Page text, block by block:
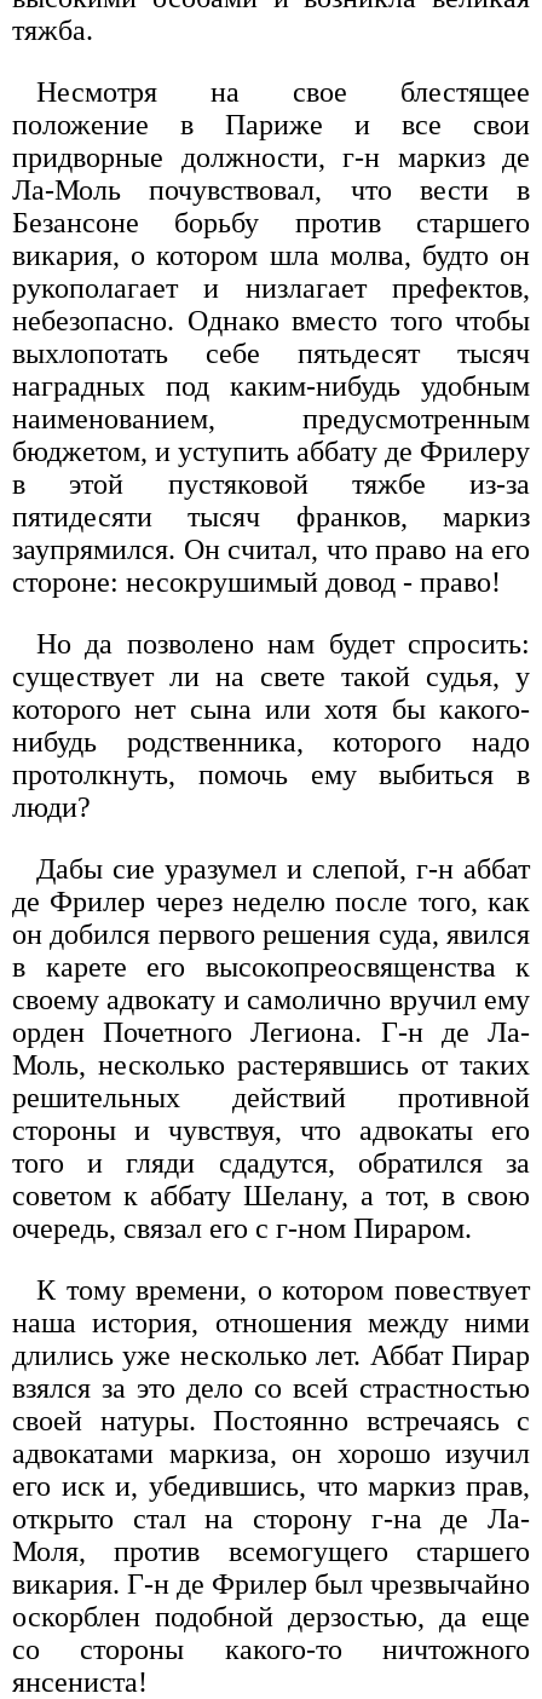
тяжба.
Несмотря на свое блестящее
положение в Париже и все свои
придворные должности, г-н маркиз де
Ла-Моль почувствовал, что вести в
Безансоне борьбу против старшего
викария, о котором шла молва, будто он
рукополагает и низлагает префектов,
небезопасно. Однако вместо того чтобы
выхлопотать себе пятьдесят тысяч
наградных под каким-нибудь удобным
наименованием, предусмотренным
бюджетом, и уступить аббату де Фрилеру
в этой пустяковой тяжбе из-за
пятидесяти тысяч франков, маркиз
заупрямился. Он считал, что право на его
стороне: несокрушимый довод - право!
Но да позволено нам будет спросить:
существует ли на свете такой судья, у
которого нет сына или хотя бы какого-
нибудь родственника, которого надо
протолкнуть, помочь ему выбиться в
люди?
Дабы сие уразумел и слепой, г-н аббат
де Фрилер через неделю после того, как
он добился первого решения суда, явился
в карете его высокопреосвященства к
своему адвокату и самолично вручил ему
орден Почетного Легиона. Г-н де Ла-
Моль, несколько растерявшись от таких
решительных действий противной
стороны и чувствуя, что адвокаты его
того и гляди сдадутся, обратился за
советом к аббату Шелану, а тот, в свою
очередь, связал его с г-ном Пираром.
К тому времени, о котором повествует
наша история, отношения между ними
длились уже несколько лет. Аббат Пирар
взялся за это дело со всей страстностью
своей натуры. Постоянно встречаясь с
адвокатами маркиза, он хорошо изучил
его иск и, убедившись, что маркиз прав,
открыто стал на сторону г-на де Ла-
Моля, против всемогущего старшего
викария. Г-н де Фрилер был чрезвычайно
оскорблен подобной дерзостью, да еще
со стороны какого-то ничтожного
янсениста!